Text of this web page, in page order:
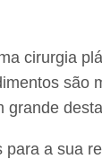
cirurgia
são
grande
a sua